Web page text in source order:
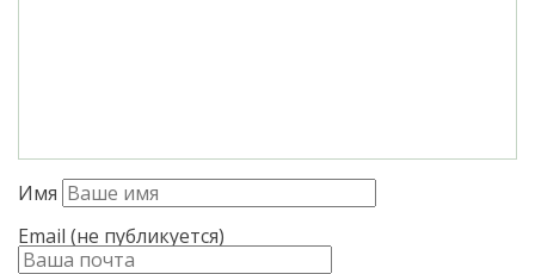
Имя
Email (не публикуется)